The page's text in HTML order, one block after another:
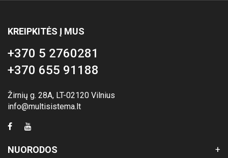
KREIPKITĖS Į MUS
+370 5 2760281
+370 655 91188
Žirnių g. 28A, LT-02120 Vilnius
info@multisistema.lt
NUORODOS